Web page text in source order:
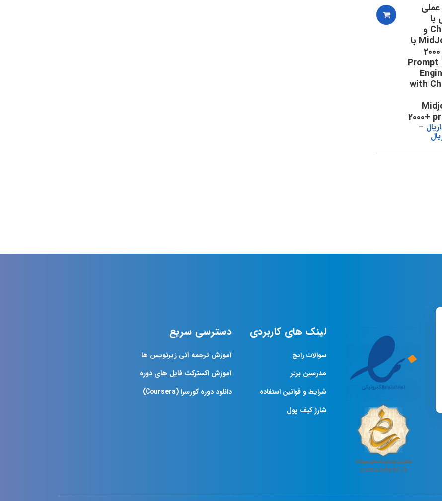
با
ChatGPT و
MidJourney با
بیش از 2000
دستور | Prompt
with
2000+
ریال
لینک های کاربردی
سوالات رایج
مدرسین برتر
شرایط و قوانین استفاده
شارژ کیف پول
دسترسی سریع
آموزش ترجمه آنی زیرنویس ها
آموزش اکسترکت فایل های دوره
دانلود دوره کورسرا (Coursera)